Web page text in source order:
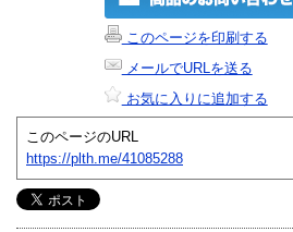
このページを印刷する
メールでURLを送る
お気に入りに追加する
このページのURL
https://plth.me/41085288